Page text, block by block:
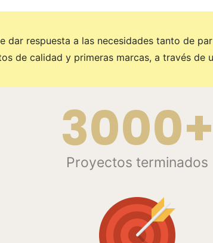
dar respuesta a las necesidades tanto de
de calidad y primeras marcas, a través de
3000+
Proyectos terminados